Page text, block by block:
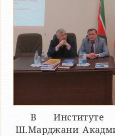
В Институте
Ш.Марджани